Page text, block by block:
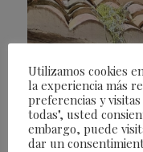
Utilizamos cookies
la experiencia más
preferencias y
todas", usted
embargo, puede
dar un